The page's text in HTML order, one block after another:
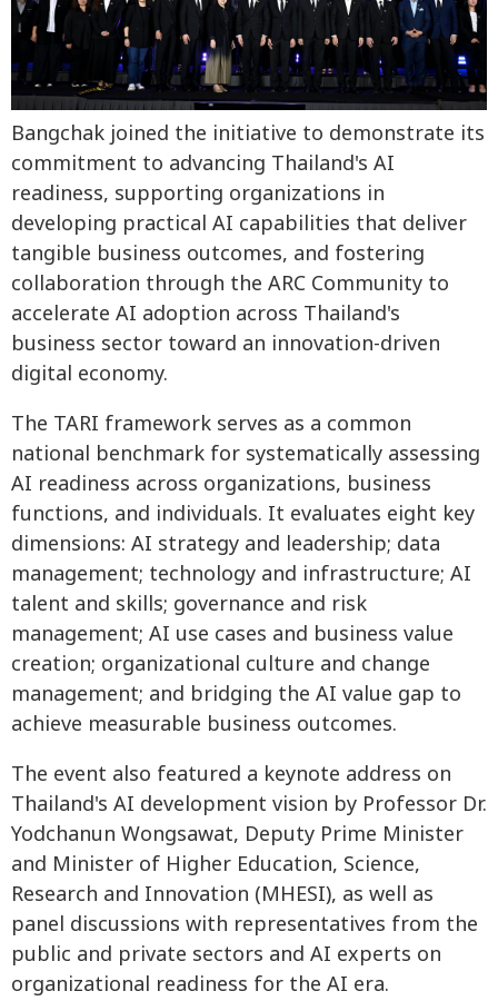
Bangchak joined the initiative to demonstrate its
commitment to advancing Thailand's AI
readiness, supporting organizations in
developing practical AI capabilities that deliver
tangible business outcomes, and fostering
collaboration through the ARC Community to
accelerate AI adoption across Thailand's
business sector toward an innovation-driven
digital economy.
The TARI framework serves as a common
national benchmark for systematically assessing
AI readiness across organizations, business
functions, and individuals. It evaluates eight key
dimensions: AI strategy and leadership; data
management; technology and infrastructure; AI
talent and skills; governance and risk
management; AI use cases and business value
creation; organizational culture and change
management; and bridging the AI value gap to
achieve measurable business outcomes.
The event also featured a keynote address on
Thailand's AI development vision by Professor Dr.
Yodchanun Wongsawat, Deputy Prime Minister
and Minister of Higher Education, Science,
Research and Innovation (MHESI), as well as
panel discussions with representatives from the
public and private sectors and AI experts on
organizational readiness for the AI era.